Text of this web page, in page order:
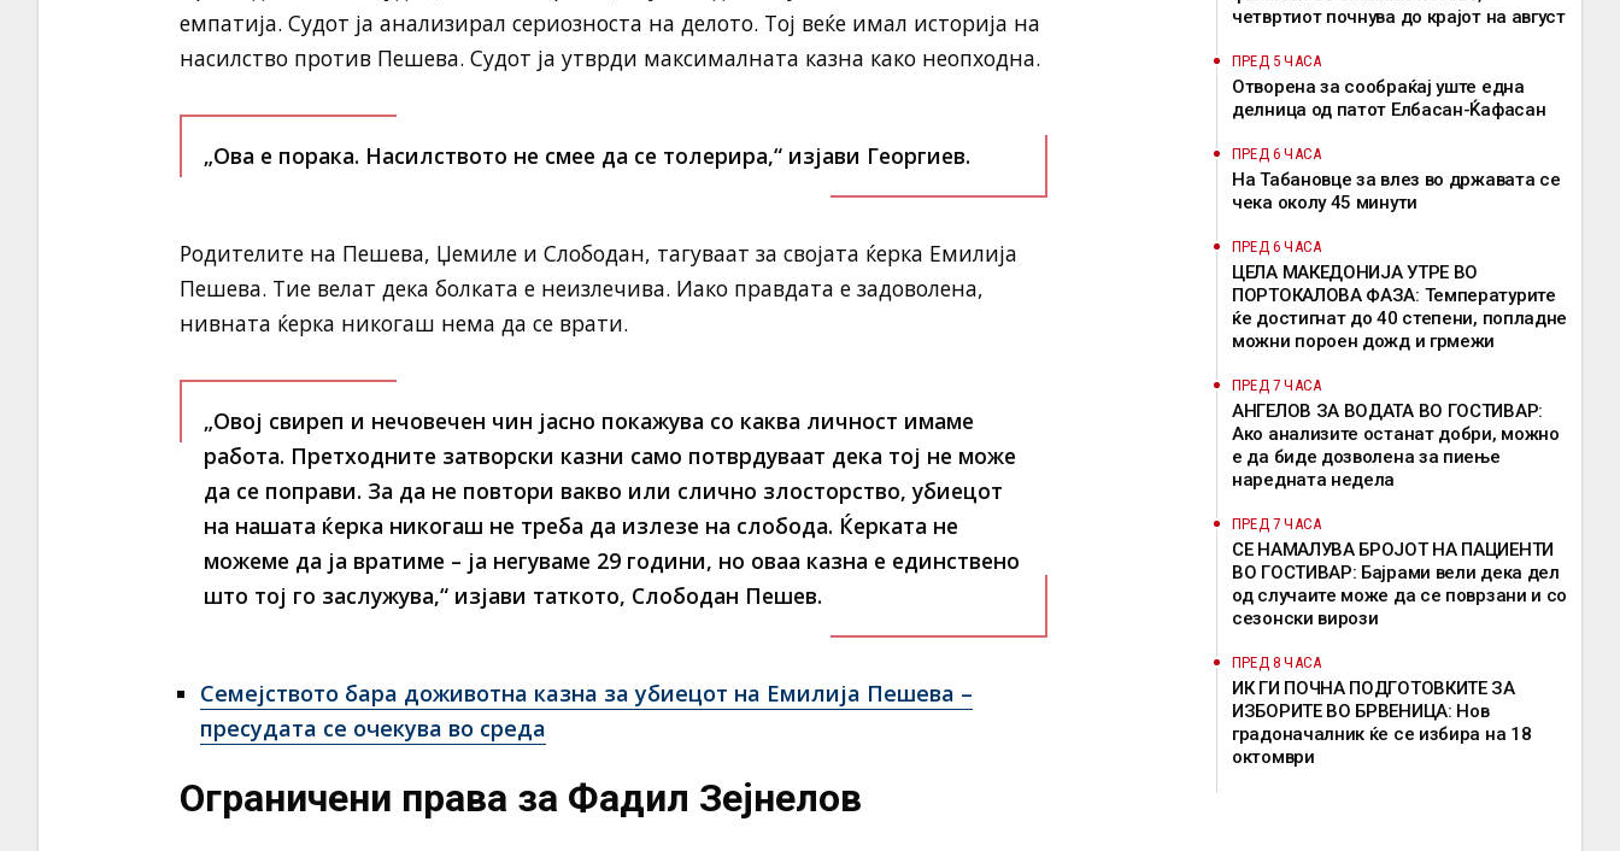
емпатија. Судот ја анализирал сериозноста на делото. Тој веќе имал историја на
насилство против Пешева. Судот ја утврди максималната казна како неопходна.
„Ова е порака. Насилството не смее да се толерира,“изјави Георгиев.
Родителите на Пешева, Џемиле и Слободан, тагуваат за својата ќерка Емилија
Пешева. Тие велат дека болката е неизлечива. Иако правдата е задоволена,
нивната ќерка никогаш нема да се врати.
„Овој свиреп и нечовечен чин јасно покажува со каква личност имаме
работа. Претходните затворски казни само потврдуваат дека тој не може
да се поправи. За да не повтори вакво или слично злосторство, убиецот
на нашата ќерка никогаш не треба да излезе на слобода. Ќерката не
можеме да ја вратиме – ја негуваме 29 години, но оваа казна е единствено
што тој го заслужува,“ изјави таткото, Слободан Пешев.
Семејството бара доживотна казна за убиецот на Емилија Пешева –
пресудата се очекува во среда
Ограничени права за Фадил Зејнелов
четвртиот почнува до крајот на август
ПРЕД 5 ЧАСА
Отворена за сообраќај уште една
делница од патот Елбасан-Ќафасан
ПРЕД 6 ЧАСА
На Табановце за влез во државата се
чека околу 45 минути
ПРЕД 6 ЧАСА
ЦЕЛА МАКЕДОНИЈА УТРЕ ВО
ПОРТОКАЛОВА ФАЗА: Температурите
ќе достигнат до 40 степени, попладне
можни пороен дожд и грмежи
ПРЕД 7 ЧАСА
АНГЕЛОВ ЗА ВОДАТА ВО ГОСТИВАР:
Ако анализите останат добри, можно
е да биде дозволена за пиење
наредната недела
ПРЕД 7 ЧАСА
СЕ НАМАЛУВА БРОЈОТ НА ПАЦИЕНТИ
ВО ГОСТИВАР: Бајрами вели дека дел
од случаите може да се поврзани и со
сезонски вирози
ПРЕД 8 ЧАСА
ИК ГИ ПОЧНА ПОДГОТОВКИТЕ ЗА
ИЗБОРИТЕ ВО БРВЕНИЦА: Нов
градоначалник ќе се избира на 18
октомври